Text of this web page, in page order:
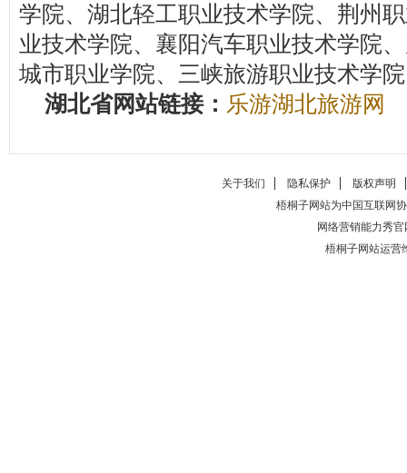
学院、湖北轻工职业技术学院、荆州
业技术学院、襄阳汽车职业技术学院
城市职业学院、三峡旅游职业技术学
湖北省网站链接： 乐游湖北旅游网
关于我们 隐私保护
版权声明
梧桐子网站为中国互联网
网络营销能力秀官
梧桐子网站运营